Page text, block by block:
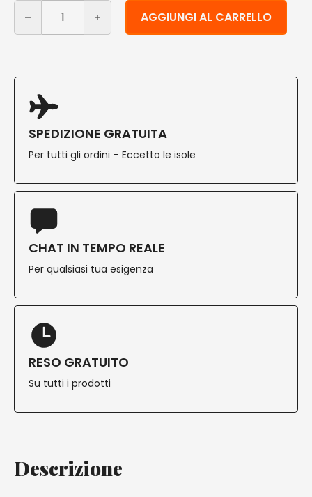
Coperchi in PLA per vaschette 850 - 1000 ml 130 pz
AGGIUNGI AL CARRELLO
Alternative:
SPEDIZIONE GRATUITA
Per tutti gli ordini – Eccetto le isole
CHAT IN TEMPO REALE
Per qualsiasi tua esigenza
RESO GRATUITO
Su tutti i prodotti
Descrizione